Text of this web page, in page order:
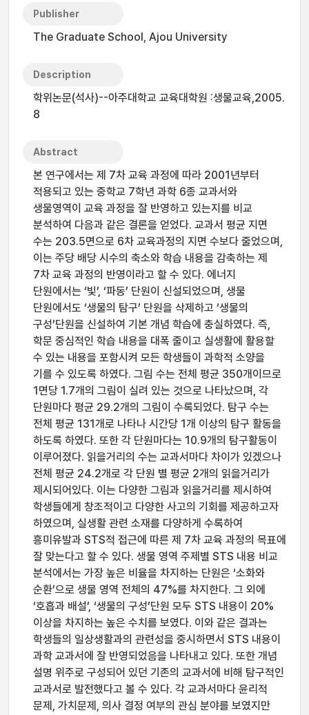
Publisher
The Graduate School, Ajou University
Description
학위논문(석사)--아주대학교 교육대학원 :생물교육,2005.
8
Abstract
본 연구에서는 제 7차 교육 과정에 따라 2001년부터
적용되고 있는 중학교 7학년 과학 6종 교과서와
생물영역이 교육 과정을 잘 반영하고 있는지를 비교
분석하여 다음과 같은 결론을 얻었다. 교과서 평균 지면
수는 203.5면으로 6차 교육과정의 지면 수보다 줄었으며,
이는 주당 배당 시수의 축소와 학습 내용을 감축하는 제
7차 교육 과정의 반영이라고 할 수 있다. 에너지
단원에서는 ‘빛’, ‘파동’ 단원이 신설되었으며, 생물
단원에서도 ‘생물의 탐구’ 단원을 삭제하고 ‘생물의
구성’단원을 신설하여 기본 개념 학습에 충실하였다. 즉,
학문 중심적인 학습 내용을 대폭 줄이고 실생활에 활용할
수 있는 내용을 포함시켜 모든 학생들이 과학적 소양을
기를 수 있도록 하였다. 그림 수는 전체 평균 350개이므로
1면당 1.7개의 그림이 실려 있는 것으로 나타났으며, 각
단원마다 평균 29.2개의 그림이 수록되었다. 탐구 수는
전체 평균 131개로 나타나 시간당 1개 이상의 탐구 활동을
하도록 하였다. 또한 각 단원마다는 10.9개의 탐구활동이
이루어졌다. 읽을거리의 수는 교과서마다 차이가 있겠으나
전체 평균 24.2개로 각 단원 별 평균 2개의 읽을거리가
제시되어있다. 이는 다양한 그림과 읽을거리를 제시하여
학생들에게 창조적이고 다양한 사고의 기회를 제공하고자
하였으며, 실생활 관련 소재를 다양하게 수록하여
흥미유발과 STS적 접근에 따른 제 7차 교육 과정의 목표에
잘 맞는다고 할 수 있다. 생물 영역 주제별 STS 내용 비교
분석에서는 가장 높은 비율을 차지하는 단원은 ‘소화와
순환’으로 생물 영역 전체의 47%를 차지한다. 그 외에
‘호흡과 배설’, ‘생물의 구성’단원 모두 STS 내용이 20%
이상을 차지하는 높은 수치를 보였다. 이와 같은 결과는
학생들의 일상생활과의 관련성을 중시하면서 STS 내용이
과학 교과서에 잘 반영되었음을 나타내고 있다. 또한 개념
설명 위주로 구성되어 있던 기존의 교과서에 비해 탐구적인
교과서로 발전했다고 볼 수 있다. 각 교과서마다 윤리적
문제, 가치문제, 의사 결정 여부의 관심 분야를 보였지만